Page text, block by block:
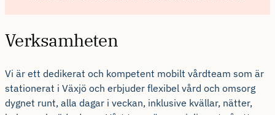
Verksamheten
Vi är ett dedikerat och kompetent mobilt vårdteam som är
stationerat i Växjö och erbjuder flexibel vård och omsorg
dygnet runt, alla dagar i veckan, inklusive kvällar, nätter,